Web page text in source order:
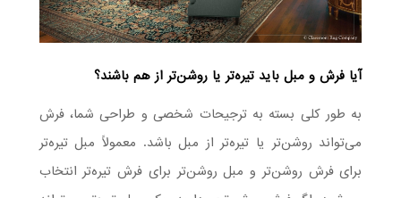
آیا فرش و مبل باید تیره‌تر یا روشن‌تر از هم باشند؟
به طور کلی بسته به ترجیحات شخصی و طراحی شما، فرش
می‌تواند روشن‌تر یا تیره‌تر از مبل باشد. معمولاً مبل تیره‌تر
برای فرش روشن‌تر و مبل روشن‌تر برای فرش تیره‌تر انتخاب